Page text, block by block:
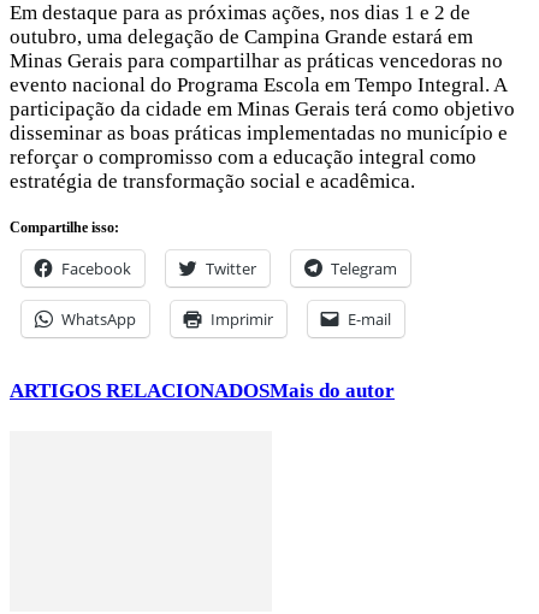
Em destaque para as próximas ações, nos dias 1 e 2 de
outubro, uma delegação de Campina Grande estará em
Minas Gerais para compartilhar as práticas vencedoras no
evento nacional do Programa Escola em Tempo Integral. A
participação da cidade em Minas Gerais terá como objetivo
disseminar as boas práticas implementadas no município e
reforçar o compromisso com a educação integral como
estratégia de transformação social e acadêmica.
Compartilhe isso:
Facebook Twitter Telegram
WhatsApp Imprimir E-mail
ARTIGOS RELACIONADOSMais do autor